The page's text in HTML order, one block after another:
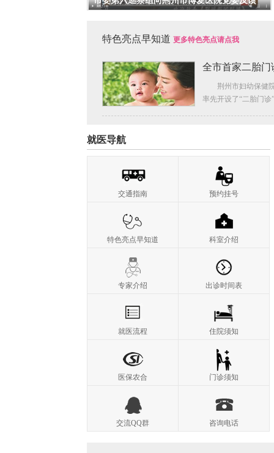
特色亮点早知道 更多特色亮点请点我
全市首家二胎门
荆州市妇幼保健
率先开设了“二胎门诊
就医导航
交通指南 预约挂号
特色亮点早知道 科室介绍
专家介绍 出诊时间表
就医流程 住院须知
医保农合 门诊须知
交流QQ群 咨询电话